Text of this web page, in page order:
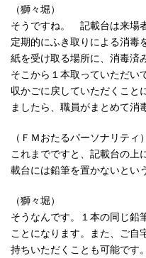
（獅々堀）
そうですね。 記載台は来場
定期的にふき取りによる消毒
紙を受け取る場所に、消毒済
そこから１本取っていただい
収かごに戻していただくこと
ましたら、職員がまとめて消
（ＦＭおたるパーソナリティ）
これまでですと、記載台の上
載台には鉛筆を置かないとい
（獅々堀）
そうなんです。１本の同じ鉛
ことになります。また、ご自
持ちいただくことも可能です。